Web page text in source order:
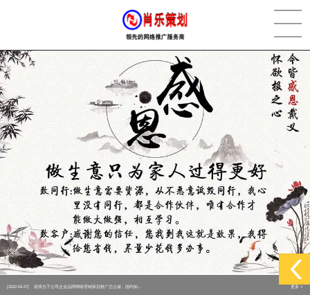
[2022-05-29] 实体门店如何做网络推广吸引客户，实体店网络营销技巧... 更多 >
[2022-05-04] 污水处理设备厂家产品如何做网络推广（污水处理项目网... 更多 >
[2022-03-27] 疫情当下公司企业品牌网络营销策划推广怎么做，国内知... 更多 >